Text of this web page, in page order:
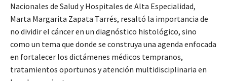
Nacionales de Salud y Hospitales de Alta Especialidad,
Marta Margarita Zapata Tarrés, resaltó la importancia de
no dividir el cáncer en un diagnóstico histológico, sino
como un tema que donde se construya una agenda enfocada
en fortalecer los dictámenes médicos tempranos,
tratamientos oportunos y atención multidisciplinaria en